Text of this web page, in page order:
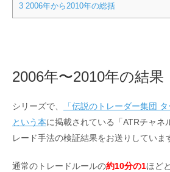
3 2006年から2010年の総括
2006年〜2010年の結果
シリーズで、
「伝説のトレーダー集団
という本に掲載されている「ATRチャネ
レード手法の検証結果をお送りしていま
通常のトレードルールの約10分の1ほど